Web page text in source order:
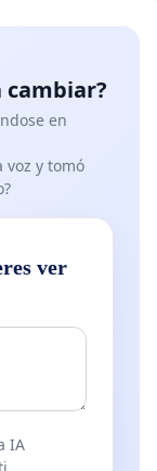
cambiar?
en
voz y tomó
ver
IA